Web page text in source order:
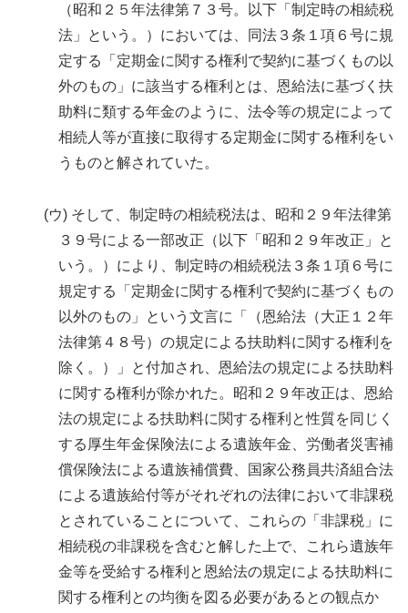
（昭和２５年法律第７３号。以下「制定時の相続税
法」という。）においては、同法３条１項６号に規
定する「定期金に関する権利で契約に基づくもの以
外のもの」に該当する権利とは、恩給法に基づく扶
助料に類する年金のように、法令等の規定によって
相続人等が直接に取得する定期金に関する権利をい
うものと解されていた。
(ウ) そして、制定時の相続税法は、昭和２９年法律第
３９号による一部改正（以下「昭和２９年改正」と
いう。）により、制定時の相続税法３条１項６号に
規定する「定期金に関する権利で契約に基づくもの
以外のもの」という文言に「（恩給法（大正１２年
法律第４８号）の規定による扶助料に関する権利を
除く。）」と付加され、恩給法の規定による扶助料
に関する権利が除かれた。昭和２９年改正は、恩給
法の規定による扶助料に関する権利と性質を同じく
する厚生年金保険法による遺族年金、労働者災害補
償保険法による遺族補償費、国家公務員共済組合法
による遺族給付等がそれぞれの法律において非課税
とされていることについて、これらの「非課税」に
相続税の非課税を含むと解した上で、これら遺族年
金等を受給する権利と恩給法の規定による扶助料に
関する権利との均衡を図る必要があるとの観点か